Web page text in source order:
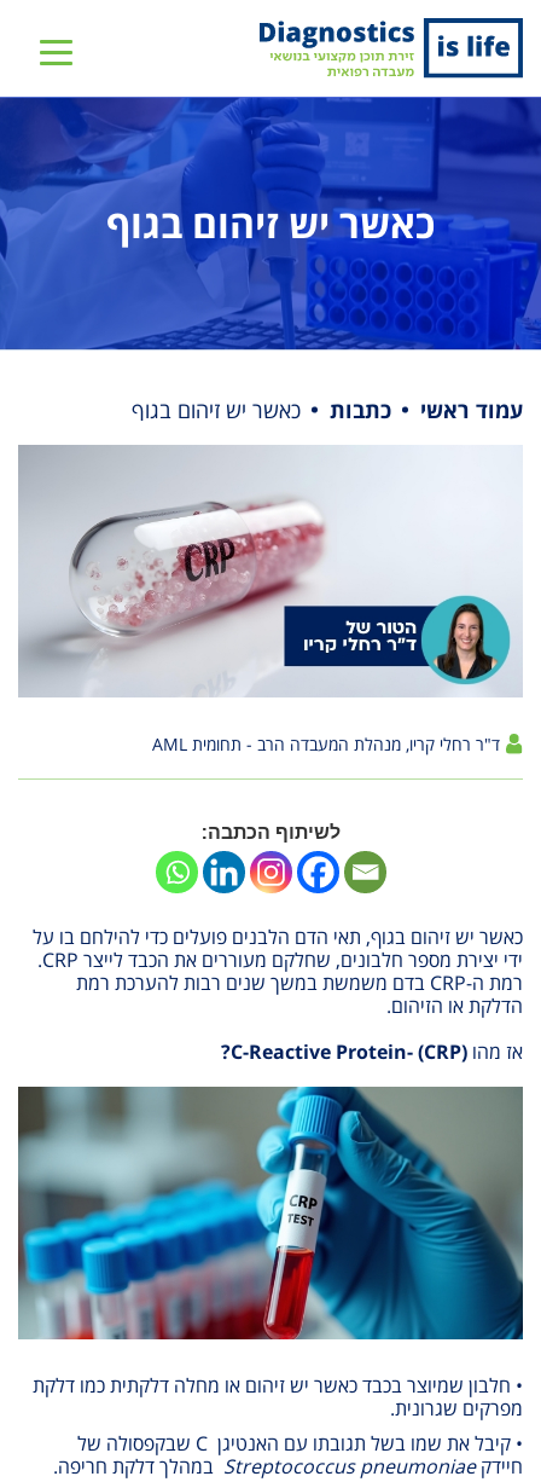
שִׂים
בְּאֲתָר
מֻפְעֶלֶת
מַעֲרֶכֶת
בִּקְלִיק
הַמְּסַיַּעַת
לִנְגִישׁוּת
הָאֲתָר.
כאשר יש זיהום בגוף
עמוד ראשי כתבות כאשר יש זיהום בגוף
ד"ר רחלי קריו, מנהלת המעבדה הרב - תחומית AML
לשיתוף הכתבה:
כאשר יש זיהום בגוף, תאי הדם הלבנים פועלים כדי להילחם בו על
ידי יצירת מספר חלבונים, שחלקם מעוררים את הכבד לייצר CRP.
רמת ה-CRP בדם משמשת במשך שנים רבות להערכת רמת
הדלקת או הזיהום.
אז מהו
C-Reactive Protein-(CRP)?
• חלבון שמיוצר בכבד כאשר יש זיהום או מחלה דלקתית כמו דלקת
מפרקים שגרונית.
• קיבל את שמו בשל תגובתו עם האנטיגן
שבקפסולה של
חיידקStreptococcus pneumoniae במהלך דלקת חריפה.